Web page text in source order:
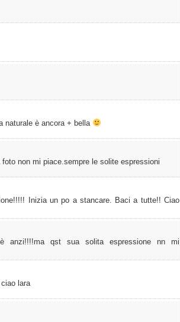
naturale è ancora + bella
non mi piace.sempre le solite espressioni
Inizia un po a stancare. Baci a tutte!! Ciao
anzi!!!!ma qst sua solita espressione nn mi
lara